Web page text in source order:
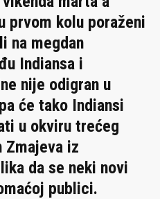
prvom kolu poraženi
na megdan
Indiansa i
nije odigran u
će tako Indiansi
u okviru trećeg
Zmajeva iz
da se neki novi
publici.